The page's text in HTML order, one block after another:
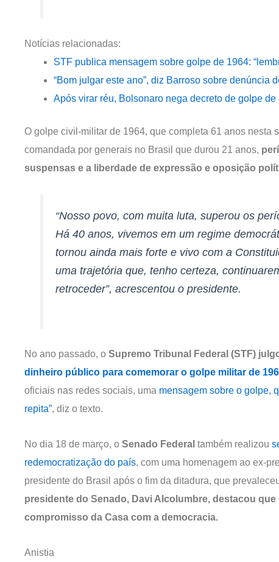
Notícias relacionadas:
STF publica mensagem sobre golpe de 1964:
“Bom julgar este ano”, diz Barroso sobre denúncia
Após virar réu, Bolsonaro nega decreto de golpe de
O golpe civil-militar de 1964, que completa 61 anos nesta
comandada por generais no Brasil que durou 21 anos,
suspensas e a liberdade de expressão e oposição
“Nosso povo, com muita luta, superou os
Há 40 anos, vivemos em um regime
tornou ainda mais forte e vivo com a
uma trajetória que, tenho certeza,
retroceder”, acrescentou o presidente.
No ano passado, o Supremo Tribunal Federal (STF)
dinheiro público para comemorar o golpe militar de
oficiais nas redes sociais, uma mensagem sobre o golpe,
repita”, diz o texto.
No dia 18 de março, o Senado Federal também realizou
redemocratização do país, com uma homenagem ao ex-
presidente do Brasil após o fim da ditadura, que
presidente do Senado, Davi Alcolumbre, destacou
compromisso da Casa com a democracia.
Anistia